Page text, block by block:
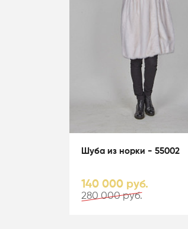
Шуба из норки - 55002
140 000 руб.
280 000 руб.